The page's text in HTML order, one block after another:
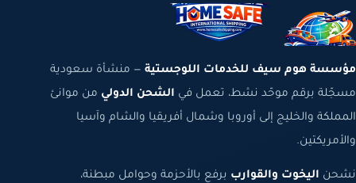
مؤسسة هوم سيف للخدمات اللوجستية — منشأة سعودية
مسجّلة برقم موحّد نشط، تعمل في الشحن الدولي من موانئ
المملكة والخليج إلى أوروبا وشمال أفريقيا والشام وآسيا
والأمريكتين.
نشحن اليخوت والقوارب برفع بالأحزمة وحوامل مبطنة،